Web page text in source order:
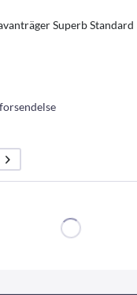
Superb Standard